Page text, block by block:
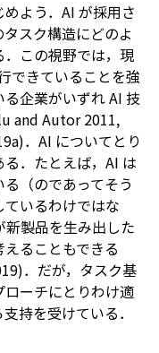
よう．AI が採用さ
スク構造にどのよ
この視野では，現
できていることを強
企業がいずれ AI 技
and Autor 2011,
．AI についてとり
．たとえば，AI は
（のであってそう
いるわけではな
新製品を生み出した
ることもできる
．だが，タスク基
ーチにとりわけ適
持を受けている．